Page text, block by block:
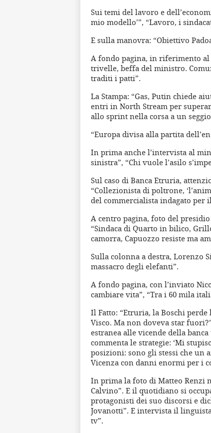
Sui temi del lavoro e
mio modello’”, “Lavoro, i
E sulla manovra: “Obiettivo
A fondo pagina, in riferimento
trivelle, beffa del ministro.
traditi i patti”.
La Stampa: “Gas, Putin chiede
entri in North Stream per
allo sprint nella corsa a un
“Europa divisa alla partita
In prima anche l’intervista al
sinistra”, “Chi vuole l’asilo
Sul caso di Banca Etruria,
“Collezionista di poltrone,
del commercialista indagato per
A centro pagina, foto del
“Sindaca di Quarto in bilico,
camorra, Capuozzo resiste ma
Sulla colonna a destra, Lorenzo
massacro degli elefanti”.
A fondo pagina, con l’inviato
cambiare vita”, “Tra i 60 mila
Il Fatto: “Etruria, la Boschi perde
Visco. Ma non doveva star
estranea alle vicende della
commenta le strategie: ‘Mi
posizioni: sono gli stessi che un
Vicenza con danni enormi per i
In prima la foto di Matteo Renzi
Calvino”. E il quotidiano si
protagonisti dei suo discorsi e
Jovanotti”. E intervista il
tv”.